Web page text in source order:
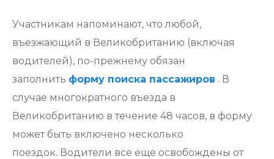
Участникам напоминают, что любой,
въезжающий в Великобританию (включая
водителей), по-прежнему обязан
заполнить форму поиска пассажиров . В
случае многократного въезда в
Великобританию в течение 48 часов, в форму
может быть включено несколько
поездок. Водители все еще освобождены от